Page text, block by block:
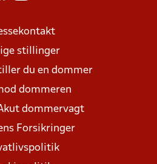
stillinger
du en dommer
dommeren
dommervagt
Forsikringer